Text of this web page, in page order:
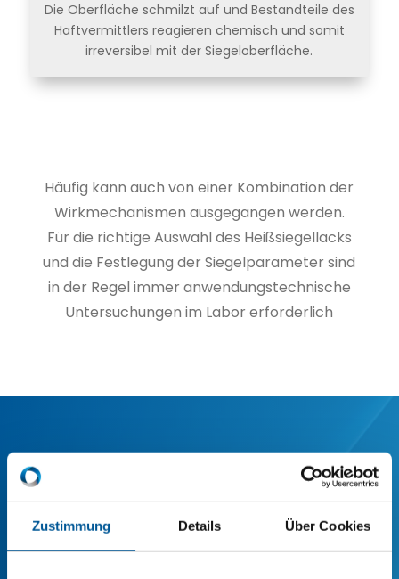
Zustimmung Details Über Cookies
Die Oberfläche schmilzt auf und Bestandteile des
Haftvermittlers reagieren chemisch und somit
irreversibel mit der Siegeloberfläche.
Häufig kann auch von einer Kombination der
Wirkmechanismen ausgegangen werden.
Für die richtige Auswahl des Heißsiegellacks
und die Festlegung der Siegelparameter sind
in der Regel immer anwendungstechnische
Untersuchungen im Labor erforderlich
Unsere Haftvermittler für
Kunststoff